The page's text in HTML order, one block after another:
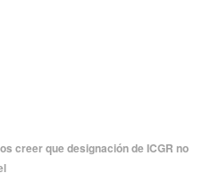
creer que designación de ICGR no